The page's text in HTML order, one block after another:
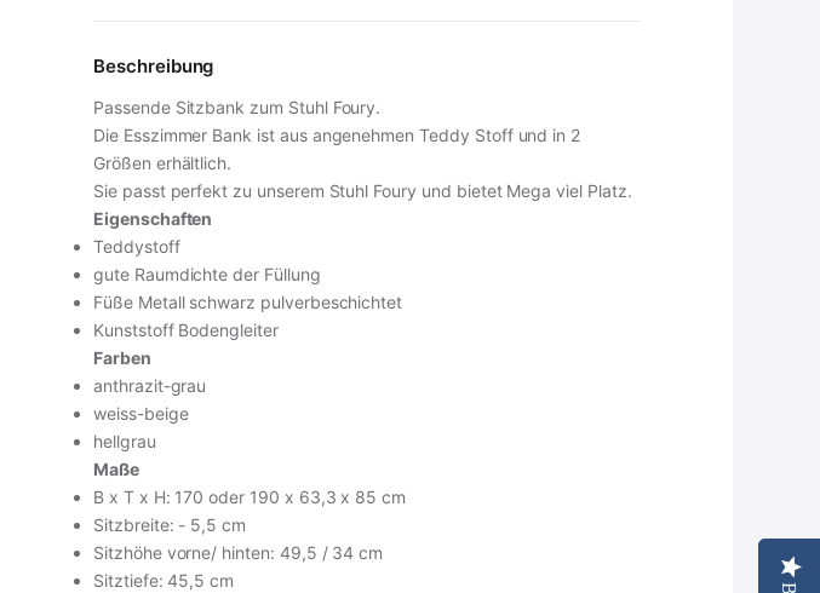
Beschreibung
Passende Sitzbank zum Stuhl Foury.
Die Esszimmer Bank ist aus angenehmen Teddy Stoff und in 2
Größen erhältlich.
Sie passt perfekt zu unserem Stuhl Foury und bietet Mega viel Platz.
Eigenschaften
Teddystoff
gute Raumdichte der Füllung
Füße Metall schwarz pulverbeschichtet
Kunststoff Bodengleiter
Farben
anthrazit-grau
weiss-beige
hellgrau
Maße
B x T x H: 170 oder 190 x 63,3 x 85 cm
Sitzbreite: - 5,5 cm
Sitzhöhe vorne/ hinten: 49,5 / 34 cm
Sitztiefe: 45,5 cm